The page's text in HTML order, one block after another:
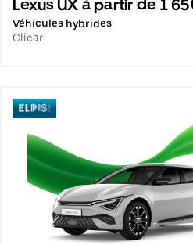
Lexus UX à partir de 1
Véhicules hybrides
Clicar